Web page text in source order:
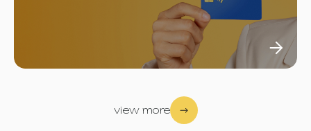
view more